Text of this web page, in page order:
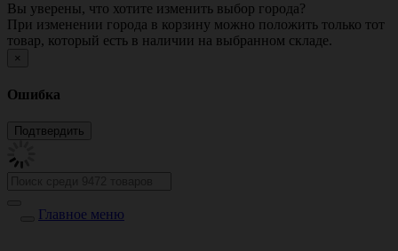
Вы уверены, что хотите изменить выбор города?
При изменении города в корзину можно положить только тот
товар, который есть в наличии на выбранном складе.
×
Ошибка
Главное меню